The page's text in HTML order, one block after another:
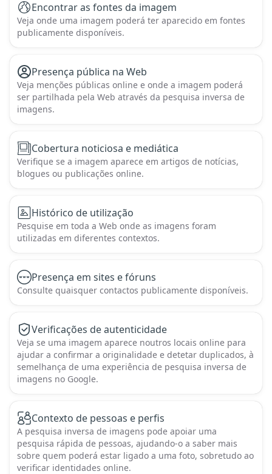
Encontrar as fontes da imagem
Veja onde uma imagem poderá ter aparecido em fontes
publicamente disponíveis.
Presença pública na Web
Veja menções públicas online e onde a imagem poderá
ser partilhada pela Web através da pesquisa inversa de
imagens.
Cobertura noticiosa e mediática
Verifique se a imagem aparece em artigos de notícias,
blogues ou publicações online.
Histórico de utilização
Pesquise em toda a Web onde as imagens foram
utilizadas em diferentes contextos.
Presença em sites e fóruns
Consulte quaisquer contactos publicamente disponíveis.
Verificações de autenticidade
Veja se uma imagem aparece noutros locais online para
ajudar a confirmar a originalidade e detetar duplicados, à
semelhança de uma experiência de pesquisa inversa de
imagens no Google.
Contexto de pessoas e perfis
A pesquisa inversa de imagens pode apoiar uma
pesquisa rápida de pessoas, ajudando-o a saber mais
sobre quem poderá estar ligado a uma foto, sobretudo ao
verificar identidades online.